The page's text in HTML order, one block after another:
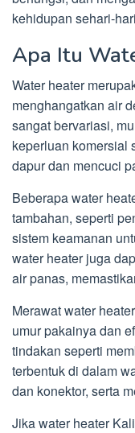
kehidupan sehari-
Apa Itu
Water heater
menghangatkan air
sangat bervariasi,
keperluan komersial
dapur dan mencuci
Beberapa water
tambahan, seperti
sistem keamanan
water heater juga
air panas,
Merawat water
umur pakainya dan
tindakan seperti
terbentuk di dalam
dan konektor, serta
Jika water heater